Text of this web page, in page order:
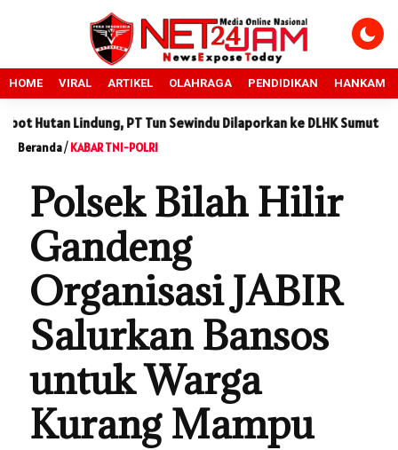
HOME VIRAL ARTIKEL OLAHRAGA PENDIDIKAN HANKAM
PT Tun Sewindu Dilaporkan ke DLHK Sumut Sidang
Beranda/KABAR TNI-POLRI
Polsek Bilah Hilir
Gandeng
Organisasi JABIR
Salurkan Bansos
untuk Warga
Kurang Mampu